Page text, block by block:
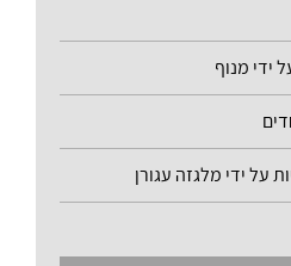
ידי מנוף
על ידי מלגזה עגורן